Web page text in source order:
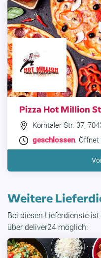
Pizza Hot Million
Korntaler Str. 37,
geschlossen. Öffnet
Weitere
Bei diesen Lieferdienste
über deliver24 möglich: